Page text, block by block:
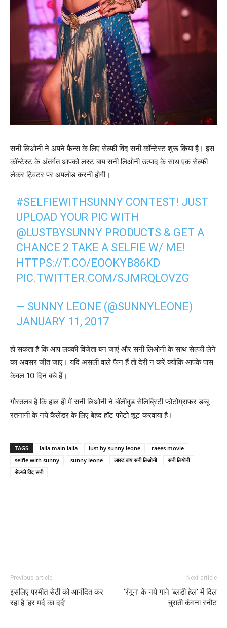
सनी लिओनी ने अपने फैन्‍स के लिए सेल्‍फी विद सनी कॉन्‍टेस्‍ट शुरू किया है। इस
कॉन्‍टेस्‍ट के अंतर्गत आपको लस्‍ट बाय सनी लिओनी उत्‍पाद के साथ एक सेल्‍फी
लेकर ट्विटर पर अपलोड करनी होगी।
#SELFIEWITHSUNNY CONTEST! JUST
UPLOAD YOUR PIC WITH
@LUSTBYSUNNY PRODUCTS & GET A
CHANCE 2 TAKE A SELFIE W/ ME!
HTTPS://T.CO/EOOKYB86KD
PIC.TWITTER.COM/SJMRQLOVZG
— SUNNY LEONE (@SUNNYLEONE)
JANUARY 11, 2017
हो सकता है कि आप लक्‍की विजेता बन जाएं और सनी लिओनी के साथ सेल्‍फी लेने
का अवसर जीत जाएं। यदि असली वाले फैन हैं तो देरी न करें क्‍योंकि आपके पास
केवल 10 दिन बचे हैं।
गौरतलब है कि हाल ही में सनी लिओनी ने बॉलीवुड सेलिब्रिटी फोटोग्राफर डब्‍बू
रतनानी के नये कैलेंडर के लिए बेहद हॉट फोटो शूट करवाया है।
TAGS laila main laila lust by sunny leone
raees movie
selfie with sunny
sunny leone लास्‍ट बाय सनी लिओनी
सनी लियोनी
सेल्‍फी विद सनी
Previous article
इसलिए परमीत सेठी को आनंदित कर
रहा है ‘हर मर्द का दर्द’
Next article
‘रंगून’ के नये गाने ‘ब्‍लडी हेल’ में दिल
चुराती कंगना रनौट